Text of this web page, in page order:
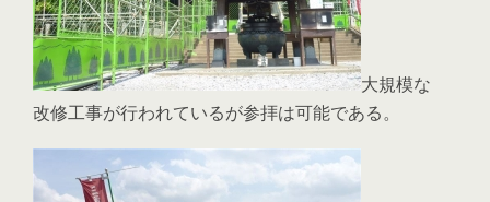
大規模な
改修工事が行われているが参拝は可能である。